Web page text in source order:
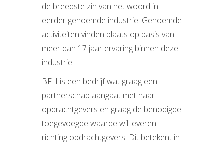
de breedste zin van het woord in
eerder genoemde industrie. Genoemde
activiteiten vinden plaats op basis van
meer dan 17 jaar ervaring binnen deze
industrie.
BFH is een bedrijf wat graag een
partnerschap aangaat met haar
opdrachtgevers en graag de benodigde
toegevoegde waarde wil leveren
richting opdrachtgevers. Dit betekent in